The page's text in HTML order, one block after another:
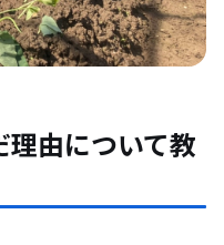
由について教